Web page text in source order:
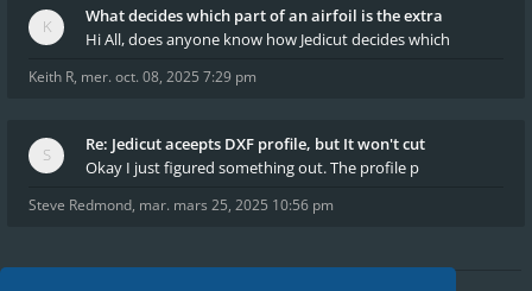
What decides which part of an airfoil is the extra
Hi All, does anyone know how Jedicut decides which
Keith R, mer. oct. 08, 2025 7:29 pm
Re: Jedicut aceepts DXF profile, but It won't cut
Okay I just figured something out. The profile p
Steve Redmond, mar. mars 25, 2025 10:56 pm